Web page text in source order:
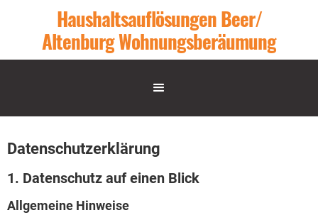
Haushaltsauflösungen Beer/
Altenburg Wohnungsberäumung
Datenschutzerklärung
1. Datenschutz auf einen Blick
Allgemeine Hinweise